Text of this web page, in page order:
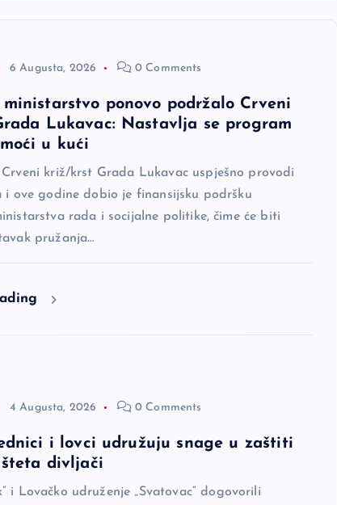
6 Augusta, 2026 0 Comments
ministarstvo ponovo podržalo Crveni
Lukavac: Nastavlja se program
u kući
križ/krst Grada Lukavac uspješno provodi
i ove godine dobio je finansijsku podršku
rada i socijalne politike, čime će biti
pružanja…
4 Augusta, 2026 0 Comments
i lovci udružuju snage u zaštiti
divljači
i Lovačko udruženje „Svatovac“ dogovorili